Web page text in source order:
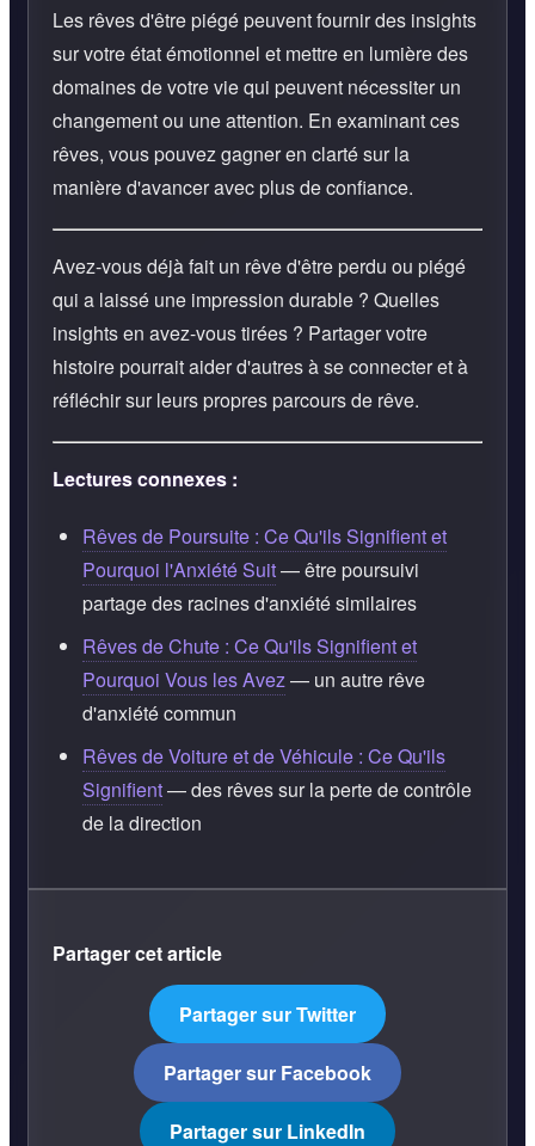
Les rêves d'être piégé peuvent fournir des insights
sur votre état émotionnel et mettre en lumière des
domaines de votre vie qui peuvent nécessiter un
changement ou une attention. En examinant ces
rêves, vous pouvez gagner en clarté sur la
manière d'avancer avec plus de confiance.
Avez-vous déjà fait un rêve d'être perdu ou piégé
qui a laissé une impression durable ? Quelles
insights en avez-vous tirées ? Partager votre
histoire pourrait aider d'autres à se connecter et à
réfléchir sur leurs propres parcours de rêve.
Lectures connexes :
Rêves de Poursuite : Ce Qu'ils Signifient et
Pourquoi l'Anxiété Suit— être poursuivi
partage des racines d'anxiété similaires
Rêves de Chute : Ce Qu'ils Signifient et
Pourquoi Vous les Avez — un autre rêve
d'anxiété commun
Rêves de Voiture et de Véhicule : Ce Qu'ils
Signifient— des rêves sur la perte de contrôle
de la direction
Partager cet article
Partager sur Twitter
Partager sur Facebook
Partager sur LinkedIn